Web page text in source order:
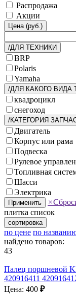
Распродажа
Акции
Цена (руб.)
/ДЛЯ ТЕХНИКИ
BRP
Polaris
Yamaha
/ДЛЯ КАКОГО ВИДА
квадроцикл
снегоход
/КАТЕГОРИЯ
Двигатель
Корпус или рама
Подвеска
Рулевое
Топливная
Шасси
Электрика
Применить ×
плитка список
сортировка
по цене по
найдено товаров:
43
Палец поршневой
420916411
Цена: 400 ₽